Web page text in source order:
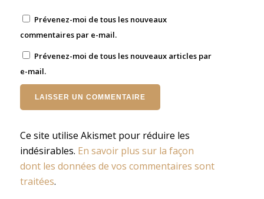
Prévenez-moi de tous les nouveaux
commentaires par e-mail.
Prévenez-moi de tous les nouveaux articles par
e-mail.
Ce site utilise Akismet pour réduire les
indésirables. En savoir plus sur la façon
dont les données de vos commentaires sont
traitées.